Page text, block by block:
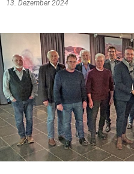
13. Dezember 2024